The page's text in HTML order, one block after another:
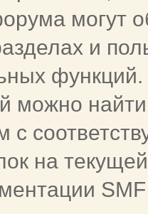
могут
и
можно
с
на